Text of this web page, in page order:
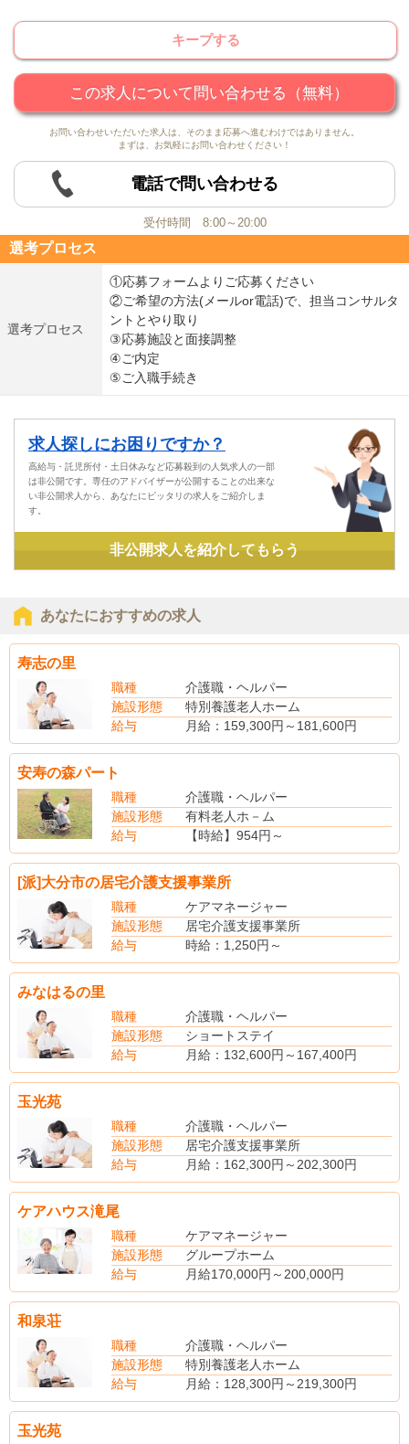
キープする
この求人について問い合わせる（無料）
お問い合わせいただいた求人は、そのまま応募へ進むわけではありません。
まずは、お気軽にお問い合わせください！
電話で問い合わせる
受付時間 8:00～20:00
選考プロセス
選考プロセス
①応募フォームよりご応募ください
②ご希望の方法(メールor電話)で、担当コンサルタ
ントとやり取り
③応募施設と面接調整
④ご内定
⑤ご入職手続き
求人探しにお困りですか？
高給与・託児所付・土日休みなど応募殺到の人気求人の一部
は非公開です。専任のアドバイザーが公開することの出来な
い非公開求人から、あなたにピッタリの求人をご紹介しま
す。
非公開求人を紹介してもらう
あなたにおすすめの求人
寿志の里
職種
介護職・ヘルパー
施設形態
特別養護老人ホーム
給与
月給：159,300円～181,600円
※夜勤手当（4回分）を含む
夜勤手当：4,000円／回（夜勤は月4回程度）
介護福祉士手当／5,000円
賞与あり（昨年度実績・年2回・4.0ヵ月分支給）
安寿の森パート
職種
介護職・ヘルパー
施設形態
有料老人ホ－ム
給与
【時給】954円～
【社会保険】完備
[派]大分市の居宅介護支援事業所
職種
ケアマネージャー
施設形態
居宅介護支援事業所
給与
時給：1,250円～
みなはるの里
職種
介護職・ヘルパー
施設形態
ショートステイ
給与
月給：132,600円～167,400円
（手当内訳）
処遇改善手当：10,000円～11,000円
（別途手当）
夜勤手当：5,000円／回
玉光苑
職種
介護職・ヘルパー
施設形態
居宅介護支援事業所
給与
月給：162,300円～202,300円
（手当内訳）
住宅手当
扶養手当
年末年始手当 2,000円
ケアハウス滝尾
職種
ケアマネージャー
施設形態
グループホーム
給与
月給170,000円～200,000円
年収220万円～260万円
和泉荘
職種
介護職・ヘルパー
施設形態
特別養護老人ホーム
給与
月給：128,300円～219,300円
（手当内訳）
玉光苑